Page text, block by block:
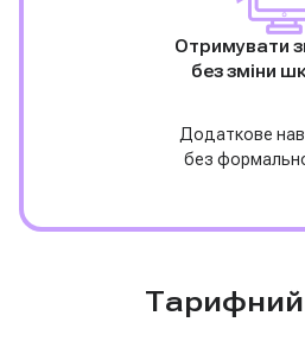
Отримувати
без зміни
Додаткове
без